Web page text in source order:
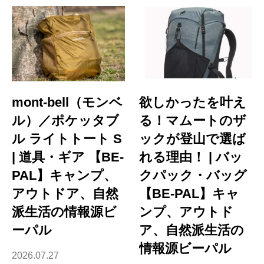
mont-bell（モンベ
ル）／ポケッタブ
ル ライトトート S
| 道具・ギア 【BE-
PAL】キャンプ、
アウトドア、自然
派生活の情報源ビ
ーパル
2026.07.27
欲しかったを叶え
る！マムートのザ
ックが登山で選ば
れる理由！ | バッ
クパック・バッグ
【BE-PAL】キャ
ンプ、アウトド
ア、自然派生活の
情報源ビーパル